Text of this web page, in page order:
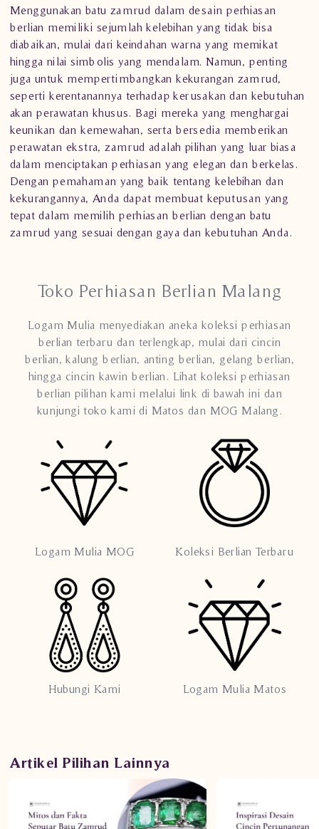
Menggunakan batu zamrud dalam desain perhiasan
berlian memiliki sejumlah kelebihan yang tidak bisa
diabaikan, mulai dari keindahan warna yang memikat
hingga nilai simbolis yang mendalam. Namun, penting
juga untuk mempertimbangkan kekurangan zamrud,
seperti kerentanannya terhadap kerusakan dan kebutuhan
akan perawatan khusus. Bagi mereka yang menghargai
keunikan dan kemewahan, serta bersedia memberikan
perawatan ekstra, zamrud adalah pilihan yang luar biasa
dalam menciptakanperhiasan yang elegan dan berkelas.
Dengan pemahaman yang baik tentang kelebihan dan
kekurangannya, Anda dapat membuat keputusan yang
tepat dalam memilih perhiasan berlian dengan batu
zamrud yang sesuai dengan gaya dan kebutuhan Anda.
Toko Perhiasan Berlian Malang
Logam Mulia menyediakan aneka koleksi perhiasan
berlian terbaru dan terlengkap, mulai dari cincin
berlian, kalung berlian, anting berlian, gelang berlian,
hingga cincin kawin berlian. Lihat koleksi perhiasan
berlian pilihan kami melalui link di bawah ini dan
kunjungi toko kami di Matos dan MOG Malang.
Logam Mulia MOG Koleksi Berlian Terbaru
Hubungi Kami Logam Mulia Matos
Artikel Pilihan Lainnya